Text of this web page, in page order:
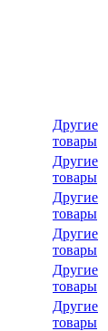
Другие
товары
Другие
товары
Другие
товары
Другие
товары
Другие
товары
Другие
товары